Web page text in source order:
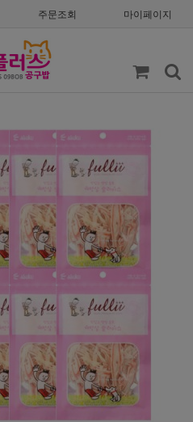
주문조회 마이페이지